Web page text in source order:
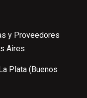
y Proveedores
Aires
Plata (Buenos